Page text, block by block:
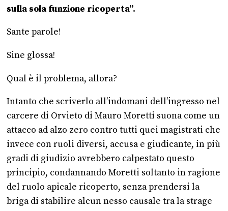
sulla sola funzione ricoperta”.
Sante parole!
Sine glossa!
Qual è il problema, allora?
Intanto che scriverlo all’indomani dell’ingresso nel
carcere di Orvieto di Mauro Moretti suona come un
attacco ad alzo zero contro tutti quei magistrati che
invece con ruoli diversi, accusa e giudicante, in più
gradi di giudizio avrebbero calpestato questo
principio, condannando Moretti soltanto in ragione
del ruolo apicale ricoperto, senza prendersi la
briga di stabilire alcun nesso causale tra la strage